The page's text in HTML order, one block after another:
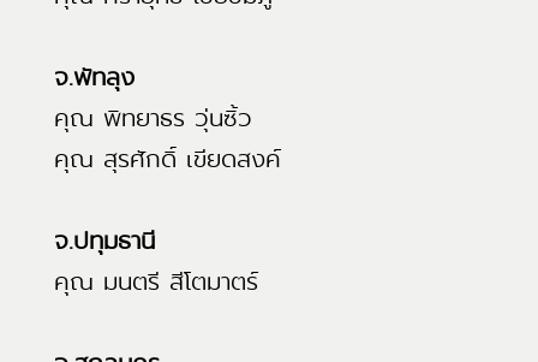
จ.พัทลุง
คุณ พิทยาธร วุ่นซิ้ว
คุณ สุรศักดิ์ เขียดสงค์
จ.ปทุมธานี
คุณ มนตรี สีโตมาตร์